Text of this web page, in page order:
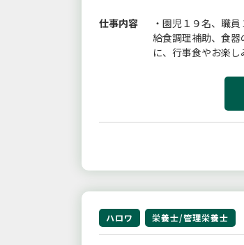
仕事内容
・園児１９名、職
給食調理補助、食
に、行事食やお楽
ハロワ 栄養士/管理栄養士